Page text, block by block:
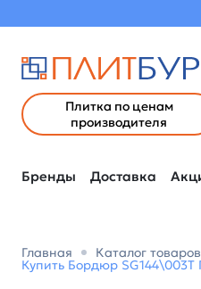
Плитка по ценам
производителя
Бренды Доставка
Главная Каталог товаров
Купить Бордюр